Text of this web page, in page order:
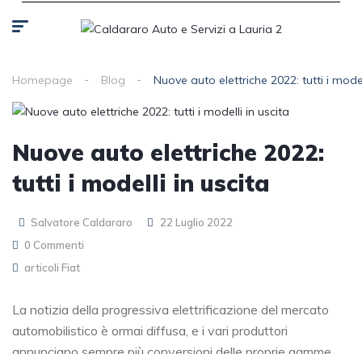
Homepage Blog Nuove auto elettriche 2022: tutti i
Nuove auto elettriche 2022:
tutti i modelli in uscita
Salvatore Caldararo
22 Luglio 2022
0 Commenti
articoli Fiat
La notizia della progressiva elettrificazione del mercato
automobilistico è ormai diffusa, e i vari produttori